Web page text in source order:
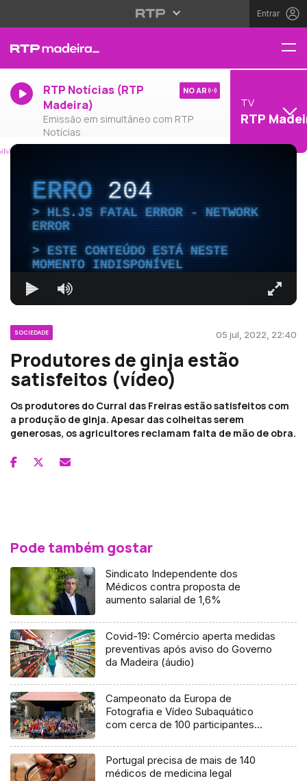
Entrar
RTP Notícias (RTP
Madeira)
Emissão em simultâneo com RTP
Notícias
NO AR
TV
RTP
ERRO204
HLS.JS FATAL ERROR - NETWORK
ERROR
ESTE CONTEÚDO ESTÁ NESTE
MOMENTO INDISPONÍVEL
SOCIEDADE 05 jul, 2022, 22:40
Produtores de ginja estão
satisfeitos (vídeo)
Os produtores do Curral das Freiras estão satisfeitos com
a produção de ginja. Apesar das colheitas serem
generosas, os agricultores reclamam falta de mão de obra.
Pode também gostar
Sindicato Independente dos
Médicos contra proposta de
aumento salarial de 1,6%
Covid-19: Comércio aperta medidas
preventivas após aviso do Governo
da Madeira (áudio)
Campeonato da Europa de
Fotografia e Vídeo Subaquático
com cerca de 100 participantes
Portugal precisa de mais de 140
médicos de medicina legal